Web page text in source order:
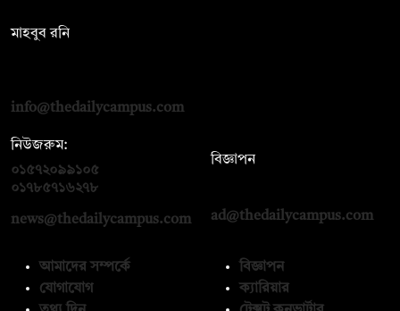
মাহবুব রনি
info@thedailycampus.com
নিউজরুম:
০১৫৭২০৯৯১০৫
০১৭৮৫৭১৬২৭৮
news@thedailycampus.com
বিজ্ঞাপন
ad@thedailycampus.com
আমাদের সম্পর্কে
যোগাযোগ
বিজ্ঞাপন
ক্যারিয়ার